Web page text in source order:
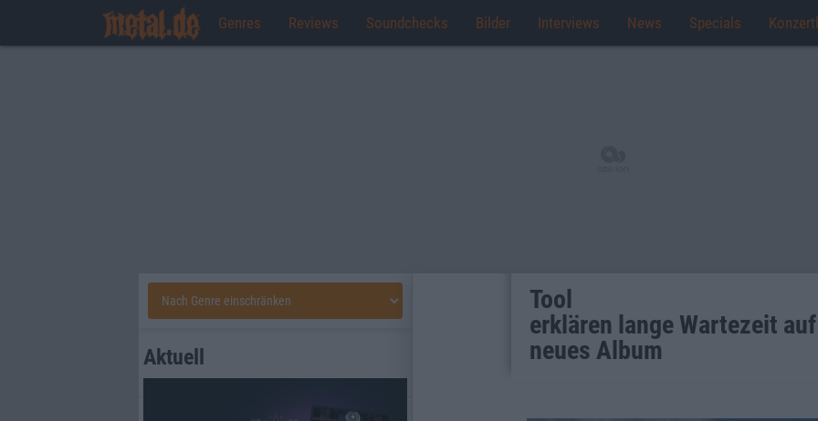
Genres Reviews Soundchecks Bilder Interviews News Specials
Tool
erklären lange Wartezeit auf
neues Album
Aktuell